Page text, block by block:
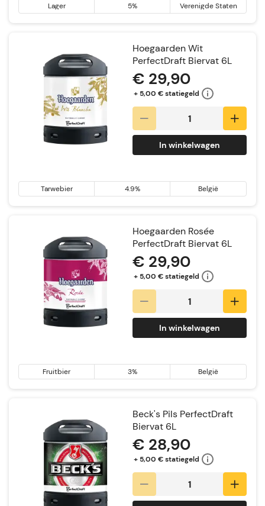
Lager 5% Verenigde Staten
Hoegaarden Wit
PerfectDraft Biervat 6L
€ 29,90
+ 5,00 € statiegeld
In winkelwagen
Tarwebier 4.9% België
Hoegaarden Rosée
PerfectDraft Biervat 6L
€ 29,90
+ 5,00 € statiegeld
In winkelwagen
Fruitbier 3% België
Beck's Pils PerfectDraft
Biervat 6L
€ 28,90
+ 5,00 € statiegeld